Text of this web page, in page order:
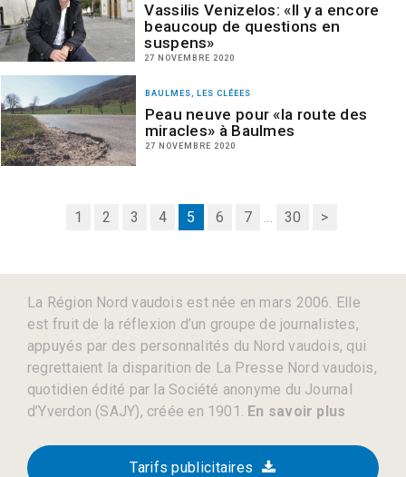
Vassilis Venizelos: «Il y a encore
beaucoup de questions en
suspens»
27 NOVEMBRE 2020
BAULMES, LES CLÉEES
Peau neuve pour «la route des
miracles» à Baulmes
27 NOVEMBRE 2020
1 2 3 4 5 6 7 ... 30 >
La Région Nord vaudois est née en mars 2006. Elle
est fruit de la réflexion d’un groupe de journalistes,
appuyés par des personnalités du Nord vaudois, qui
regrettaient la disparition de La Presse Nord vaudois,
quotidien édité par la Société anonyme du Journal
d’Yverdon (SAJY), créée en 1901. En savoir plus
Tarifs publicitaires